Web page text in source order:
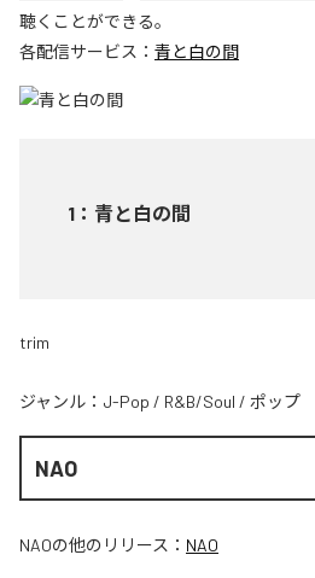
聴くことができる。
各配信サービス： 青と白の間
1 ： 青と白の間
trim
ジャンル： J-Pop / R&B/Soul / ポップ
NAO
NAOの他のリリース： NAO